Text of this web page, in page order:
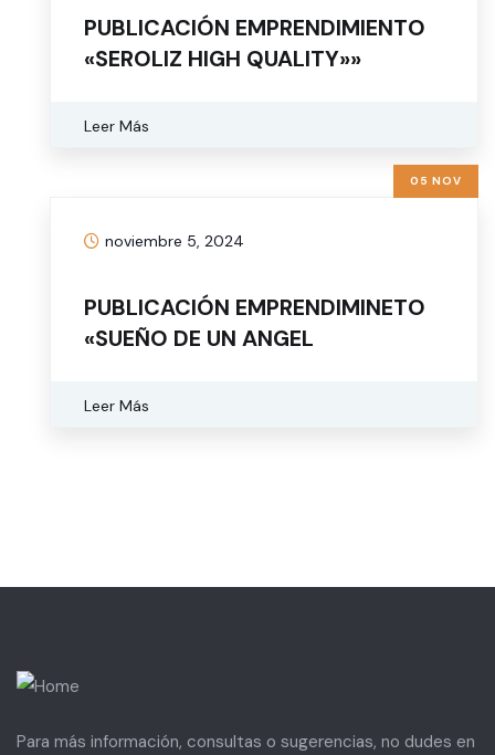
PUBLICACIÓN EMPRENDIMIENTO
«SEROLIZ HIGH QUALITY»»
Leer Más
05 NOV
noviembre 5, 2024
PUBLICACIÓN EMPRENDIMINETO
«SUEÑO DE UN ANGEL
Leer Más
Para más información, consultas o sugerencias, no dudes en